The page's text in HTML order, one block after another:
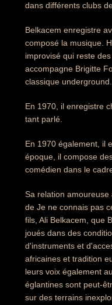
dans différents clubs
Belkacem enregistre
composé la musique.
improvisé qui reste
accompagne Brigitte
classique underground.
En 1970, il enregistre
tant parlé.
En 1970 également, il
époque, il compose
comédien dans le
Sa relation
de Je ne connais pas
fils, Ali Belkacem, que
joués dans des
d'instruments et
africaines et tradition
leurs voix également
églantines sont peut-
sur des terrains